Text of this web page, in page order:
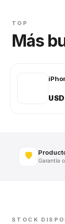
TOP
Más
🛡️
Garantía
STOCK